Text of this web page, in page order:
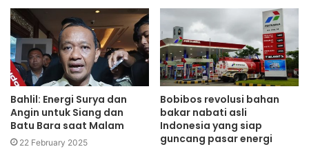
Bahlil: Energi Surya dan
Angin untuk Siang dan
Batu Bara saat Malam
22 February 2025
Bobibos revolusi bahan
bakar nabati asli
Indonesia yang siap
guncang pasar energi